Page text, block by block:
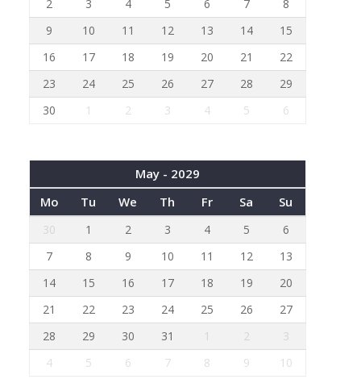
2
3 4 5 6 7
8
9
10 11 12 13 14
15
16
17 18 19 20 21
22
23
24 25 26 27 28
29
30
1 2 3 4 5 6
May - 2029
Mo
Tu We Th Fr Sa Su
30 1 2 3 4 5
6
7
8 9 10 11 12
13
14
15 16 17 18 19
20
21
22 23 24 25 26
27
28
29 30 31 1 2
3
4
5 6 7 8 9 10